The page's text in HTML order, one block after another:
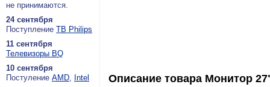
не при­ни­ма­ют­ся.
24 сентября
По­ступ­ле­ние ТВ Philips
11 сентября
Теле­ви­зо­ры BQ
10 сентября
По­сту­ле­ние AMD, Intel
Описание товара Монитор